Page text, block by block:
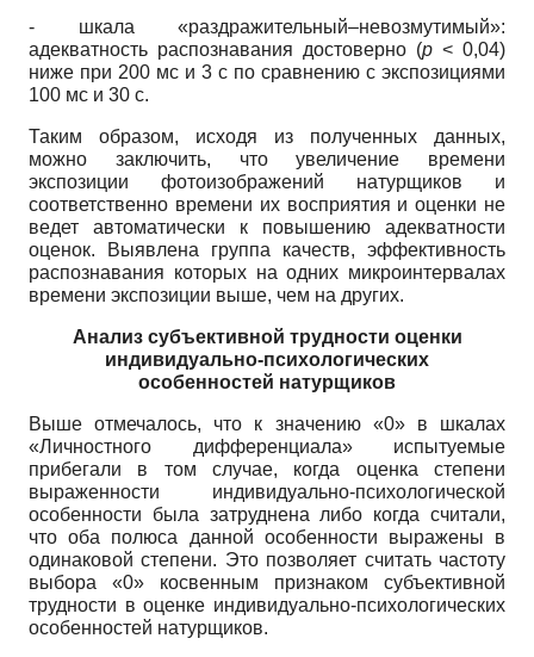
- шкала «раздражительный–невозмутимый»:
адекватность распознавания достовер­но (p < 0,04)
ниже при 200 мс и 3 с по сравнению с экспозициями
100 мс и 30 с.
Таким образом, исходя из полученных данных,
можно заключить, что увеличение вре­мени
экспозиции фотоизображений натурщиков и
соответственно времени их восприятия и оценки не
ведет автоматически к повышению адекватности
оценок. Выявлена группа ка­честв, эффективность
распознавания которых на одних микроинтервалах
времени экспо­зиции выше, чем на других.
Анализ субъективной трудности оценки
индивидуально-психологических
особенностей натурщиков
Выше отмечалось, что к значению «0» в шкалах
«Личностного дифференциала» ис­пытуемые
прибегали в том случае, когда оценка степени
выраженности индивидуально-психологической
особенности была затруднена либо когда считали,
что оба полюса данной особенности выражены в
одинаковой степени. Это позволяет считать частоту
выбора «0» косвенным признаком субъективной
трудности в оценке индивидуально-психологических
особенностей натурщиков.